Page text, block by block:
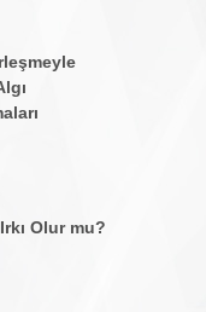
Irkı Olur mu?